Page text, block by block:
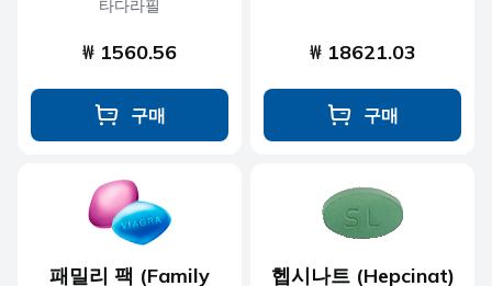
타다라필
₩ 1560.56
구매
₩ 18621.03
구매
패밀리 팩 (Family 헵시나트 (Hepcinat)